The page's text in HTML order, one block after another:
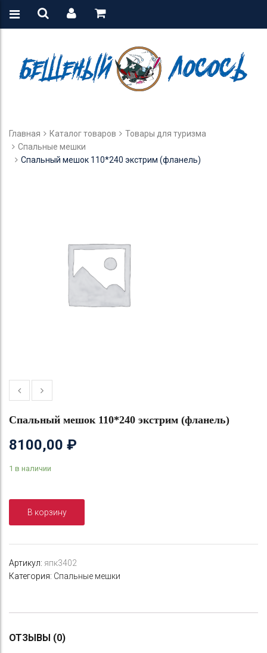
Главная Каталог товаров
Товары для туризма
Спальные мешки
Спальный мешок 110*240 экстрим (фланель)
Спальный мешок 110*240 экстрим (фланель)
8100,00 ₽
1 в наличии
В корзину
Артикул: япк3402
Категория: Спальные мешки
ОТЗЫВЫ (0)